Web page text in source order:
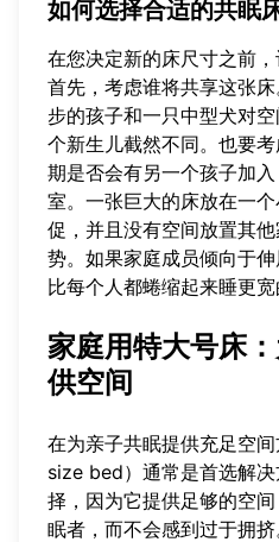
如何选择合适的共眠
在您决定新的床尺寸之前，
首先，考虑谁将共享这张
步的孩子和一只中型犬对
个新生儿截然不同。也要
期是否会有另一个孩子加
室。一张巨大的床放在一
促，并且没有空间放置其
势。如果家庭成员倾向于
比每个人都蜷缩起来睡更宽
家庭用特大号床
供空间
在为亲子共眠提供充足空
size bed）通常是首选解
择，因为它提供足够的空
眠者，而不会感到过于拥